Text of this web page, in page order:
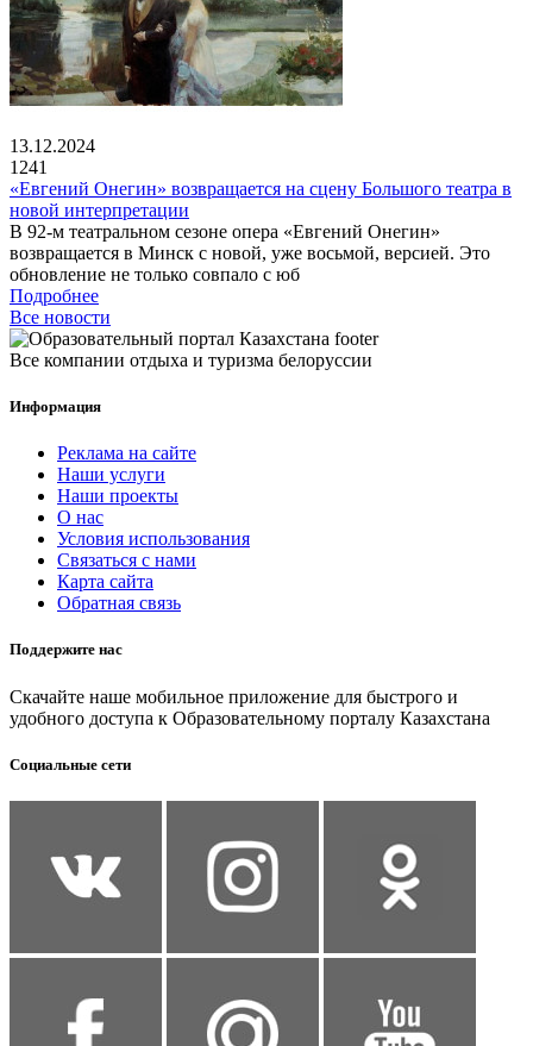
13.12.2024
1241
«Евгений Онегин» возвращается на сцену Большого театра в
новой интерпретации
В 92-м театральном сезоне опера «Евгений Онегин»
возвращается в Минск с новой, уже восьмой, версией. Это
обновление не только совпало с юб
Подробнее
Все новости
Все компании отдыха и туризма белоруссии
Информация
Реклама на сайте
Наши услуги
Наши проекты
О нас
Условия использования
Связаться с нами
Карта сайта
Обратная связь
Поддержите нас
Скачайте наше мобильное приложение для быстрого и
удобного доступа к Образовательному порталу Казахстана
Социальные сети